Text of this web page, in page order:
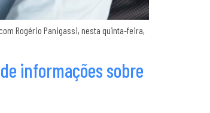
Rogério Panigassi, nesta quinta-feira,
informações sobre